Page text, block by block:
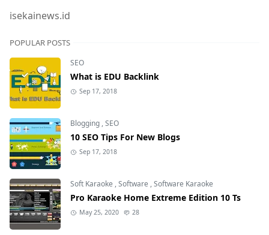
isekainews.id
POPULAR POSTS
SEO
What is EDU Backlink
Sep 17, 2018
Blogging,SEO
10 SEO Tips For New Blogs
Sep 17, 2018
Soft Karaoke ,Software ,Software Karaoke
Pro Karaoke Home Extreme Edition 10 Ts
May 25, 2020 28